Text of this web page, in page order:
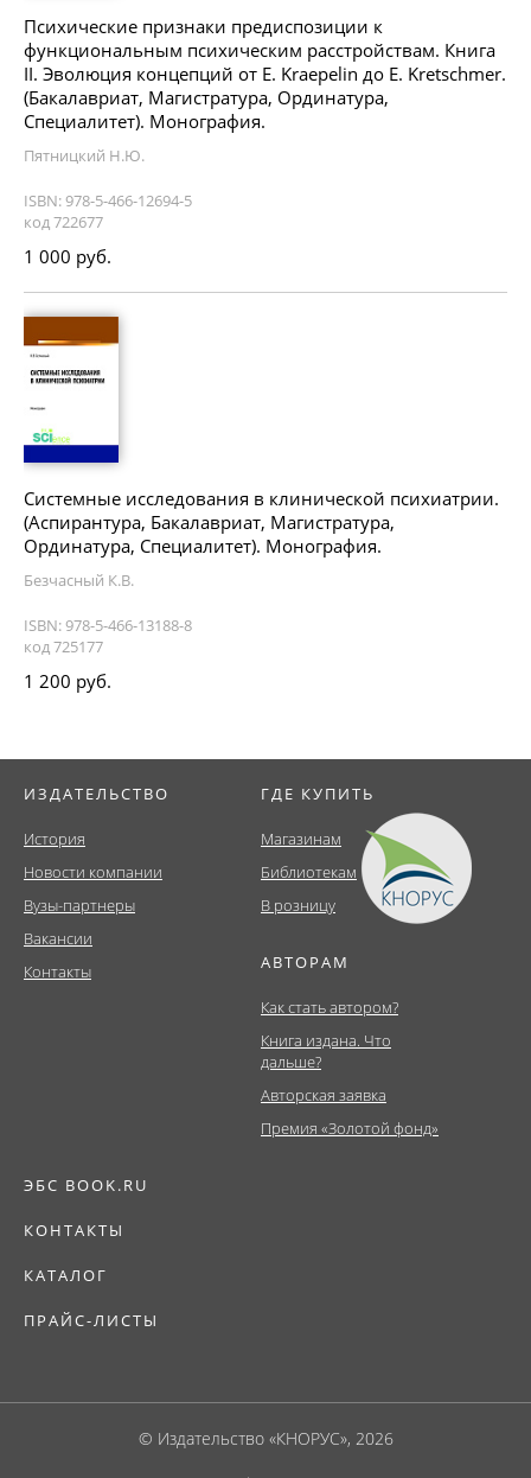
Психические признаки предиспозиции к
функциональным психическим расстройствам. Книга
II. Эволюция концепций от E. Kraepelin до E. Kretschmer.
(Бакалавриат, Магистратура, Ординатура,
Специалитет). Монография.
Пятницкий Н.Ю.
ISBN: 978-5-466-12694-5
код 722677
1 000 руб.
Системные исследования в клинической психиатрии.
(Аспирантура, Бакалавриат, Магистратура,
Ординатура, Специалитет). Монография.
Безчасный К.В.
ISBN: 978-5-466-13188-8
код 725177
1 200 руб.
ИЗДАТЕЛЬСТВО
История
Новости компании
Вузы-партнеры
Вакансии
Контакты
ГДЕ КУПИТЬ
Магазинам
Библиотекам
В розницу
АВТОРАМ
Как стать автором?
Книга издана. Что
дальше?
Авторская заявка
Премия «Золотой фонд»
ЭБС BOOK.RU
КОНТАКТЫ
КАТАЛОГ
ПРАЙС-ЛИСТЫ
© Издательство «КНОРУС», 2026